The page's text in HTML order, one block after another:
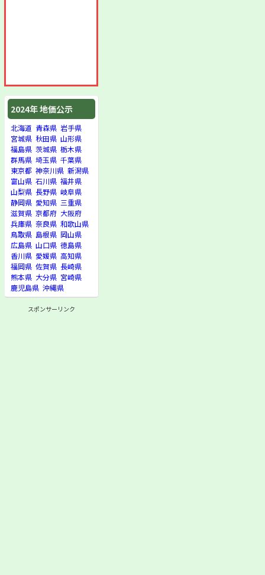
2024年 地価公示
北海道 青森県 岩手県
宮城県 秋田県 山形県
福島県 茨城県 栃木県
群馬県 埼玉県 千葉県
東京都 神奈川県 新潟県
富山県 石川県 福井県
山梨県 長野県 岐阜県
静岡県 愛知県 三重県
滋賀県 京都府 大阪府
兵庫県 奈良県 和歌山県
鳥取県 島根県 岡山県
広島県 山口県 徳島県
香川県 愛媛県 高知県
福岡県 佐賀県 長崎県
熊本県 大分県 宮崎県
鹿児島県 沖縄県
スポンサーリンク